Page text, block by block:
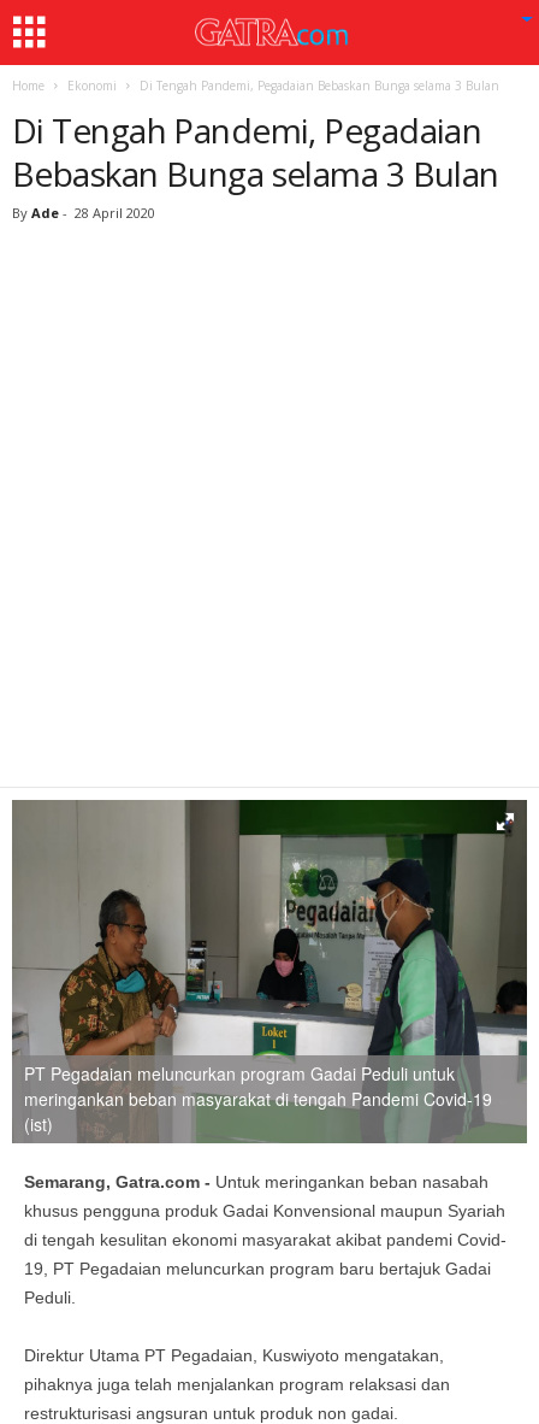
Home Ekonomi Di Tengah Pandemi, Pegadaian Bebaskan Bunga selama 3 Bulan
Di Tengah Pandemi, Pegadaian
Bebaskan Bunga selama 3 Bulan
By Ade - 28 April 2020
PT Pegadaian meluncurkan program Gadai Peduli untuk
meringankan beban masyarakat di tengah Pandemi Covid-19
(ist)
Semarang, Gatra.com - Untuk meringankan beban nasabah
khusus pengguna produk Gadai Konvensional maupun Syariah
di tengah kesulitan ekonomi masyarakat akibat pandemi Covid-
19, PT Pegadaian meluncurkan program baru bertajuk Gadai
Peduli.
Direktur Utama PT Pegadaian, Kuswiyoto mengatakan,
pihaknya juga telah menjalankan program relaksasi dan
restrukturisasi angsuran untuk produk non gadai.